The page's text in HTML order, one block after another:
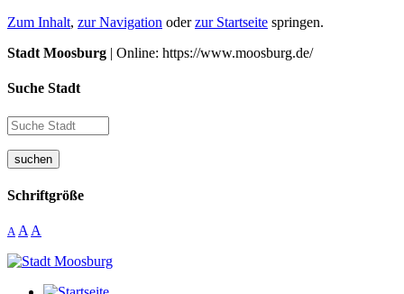
Zum Inhalt, zur Navigation oderzur Startseite springen.
Stadt Moosburg | Online: https://www.moosburg.de/
Suche Stadt
suchen
Schriftgröße
A A A